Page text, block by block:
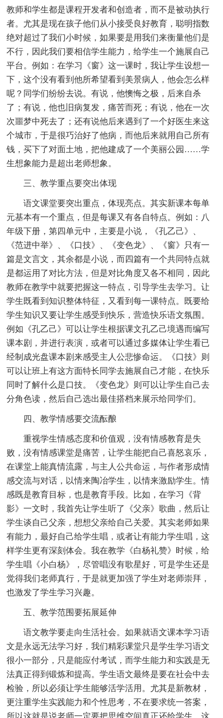
教师和学生都是课程开发者和创造者，而不是被动执行
者。尤其是现在孩子他们从小接受良好教育，聪明指数
绝对超过了我们小时候，如果要是用我们来衡量他们是
不行，因此我们要相信学生能力，给学生一个施展自己
平台。例如：在学习《窗》这一课时，我让学生设想一
下，这个没有看到他所希望看到美景病人，他会怎么样
呢？同学们纷纷去说。有说，他懊悔之极，后来自杀
了；有说，他也旧病复发，痛苦而死；有说，他在一次
次噩梦中死去了；还有说他后来遇到了一个好医生来这
个城市，于是很巧治好了他病，而他后来就用自己所有
钱，买下了对面土地，把他建成了一个美丽公园……学
生想象能力是超出老师想象。
三、教学重点要突出体现
语文课堂要突出重点，体现亮点。其实新课本每单
元基本有一个重点，但是每课又有各自特点。例如：八
年级下册，第四单元中，主要是小说，《孔乙己》、
《范进中举》、《口技》、《变色龙》、《窗》只有一
篇是文言文，其余都是小说，而四篇有一个共同特点就
是都运用了对比方法，但是对比角度又各不相同，因此
教师在教学中就要把握这一特点，引导学生去学习。让
学生既看到知识整体特征，又看到每一课特点。既要给
学生知识又要让学生感受到快乐，营造快乐语文氛围。
例如《孔乙己》可以让学生根据课文孔乙己境遇而编写
课本剧，并进行表演，或者可以通过多媒体让学生看已
经制成光盘课本剧来感受主人公悲惨命运。《口技》则
可以让班上有这方面特长同学去施展自己才能，在快乐
同时了解什么是口技。《变色龙》则可以让学生自己去
分角色读，然后自己选出最佳搭档来展示给同学们。
四、教学情感要交流酝酿
重视学生情感态度和价值观，没有情感教育是失
败，没有情感课堂是痛苦，让学生能把自己喜怒哀乐，
在课堂上能真情流露，与主人公共命运，与作者形成情
感交流与对话，以情来陶冶学生，以情来激励学生。情
感既是教育目标，也是教育手段。比如，在学习《背
影》一文时，我首先让学生听了《父亲》歌曲，然后让
学生谈自己父亲，想想父亲给自己关爱。其实老师如果
有能力，最好自己给学生唱，或者让有能力学生唱，这
样学生更有深刻体会。我在教学《白杨礼赞》时候，给
学生唱《小白杨》，尽管唱没有歌星好，可是学生还是
觉得我们老师真行，于是就更加强了学生对老师崇拜，
也激发了学生学习兴趣。
五、教学范围要拓展延伸
语文教学要走向生活社会。如果就语文课本学习语
文是永远无法学习好，我们精彩课堂只是学生学习语文
很小一部分，只是能应付考试，而学生能力和实践是无
法真正得到锻炼和提高。学生语文最终是要在社会中去
检验，所以必须让学生能够活学活用。尤其是新教材，
更注重学生实践能力和个性思考，不在要求统一答案，